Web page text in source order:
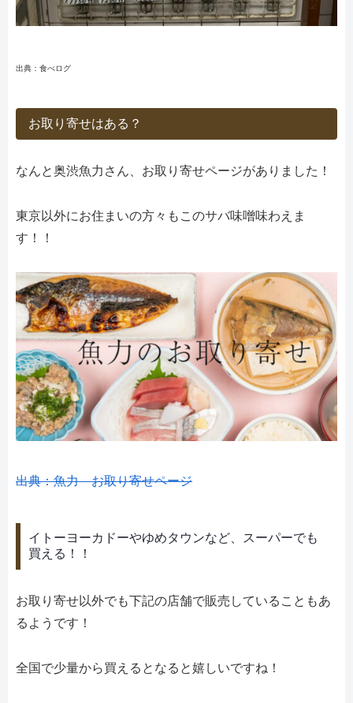
出典：食べログ
お取り寄せはある？
なんと奥渋魚力さん、お取り寄せページがありました！
東京以外にお住まいの方々もこのサバ味噌味わえま
す！！
出典：魚力 お取り寄せページ
イトーヨーカドーやゆめタウンなど、スーパーでも
買える！！
お取り寄せ以外でも下記の店舗で販売していることもあ
るようです！
全国で少量から買えるとなると嬉しいですね！